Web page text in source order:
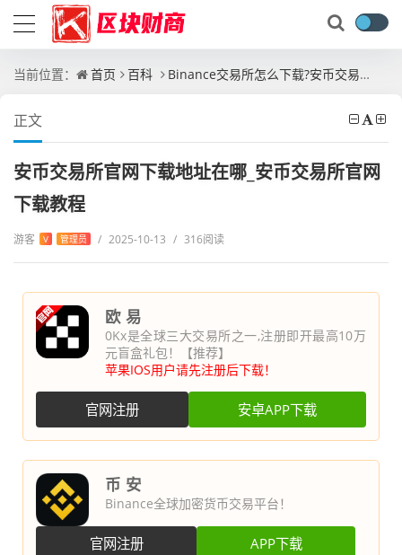
当前位置： 首页 百科 Binance交易所怎么下载?安币交易所APP下载官网教程最新版
正文
安币交易所官网下载地址在哪_安币交易所官网
下载教程
游客 V 管理员 / 2025-10-13 / 316阅读
欧 易
0Kx是全球三大交易所之一,注册即开最高10万
元盲盒礼包！【推荐】
苹果IOS用户请先注册后下载！
官网注册 安卓APP下载
币 安
Binance全球加密货币交易平台！
官网注册 APP下载